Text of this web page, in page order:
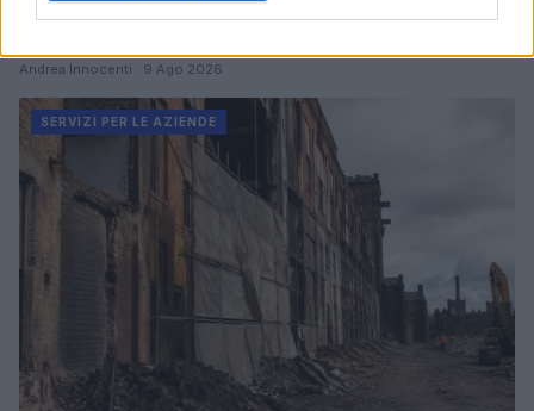
Come la fibra ottica sta rivoluzionando i data center
Andrea Innocenti · 9 Ago 2026
SERVIZI PER LE AZIENDE